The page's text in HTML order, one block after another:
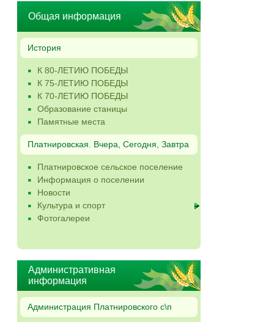
Общая информация
История
К 80-ЛЕТИЮ ПОБЕДЫ
К 75-ЛЕТИЮ ПОБЕДЫ
К 70-ЛЕТИЮ ПОБЕДЫ
Образование станицы
Памятные места
Платнировская. Вчера, Сегодня, Завтра
Платнировское сельское поселение
Информация о поселении
Новости
Культура и спорт
Фотогалереи
Административная
информация
Администрация Платнировского с\п